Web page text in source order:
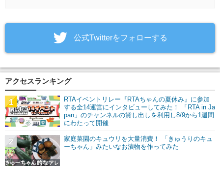
‎公式Twitterをフォローする
アクセスランキング
RTAイベントリレー『RTAちゃんの夏休み』に参加
する全14運営にインタビューしてみた！ 「RTA in Ja
pan」のチャンネルの貸し出しを利用し8/9から1週間
にわたって開催
1
家庭菜園のキュウリを大量消費！ 「きゅうりのキュ
ーちゃん」みたいなお漬物を作ってみた
2